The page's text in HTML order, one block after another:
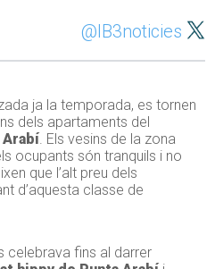
@IB3noticies
ja la temporada, es tornen
dels apartaments del
Arabí. Els vesins de la zona
ocupants són tranquils i no
que l’alt preu dels
d’aquesta classe de
celebrava fins al darrer